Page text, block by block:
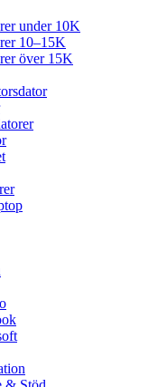
under 10K
10–15K
över 15K